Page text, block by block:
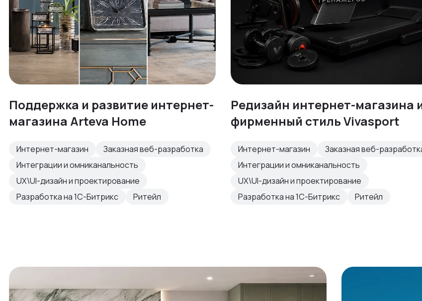
Поддержка и развитие интернет-
магазина Arteva Home
Интернет-магазин
Заказная веб-разработка
Интеграции и омниканальность
UX\UI-дизайн и проектирование
Разработка на 1С-Битрикс
Ритейл
Редизайн интернет-магазина
фирменный стиль Vivasport
Интернет-магазин
Заказная веб-
Интеграции и омниканальность
UX\UI-дизайн и проектирование
Разработка на 1С-Битрикс
Ритейл